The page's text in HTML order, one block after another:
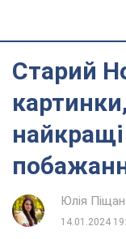
Старий
Юлія
14.01.2024